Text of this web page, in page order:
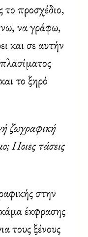
προσχέδιο,
να γράφω,
και σε αυτήν
το ξηρό
ζωγραφική
Ποιες τάσεις
στην
έκφρασης
τους ξένους